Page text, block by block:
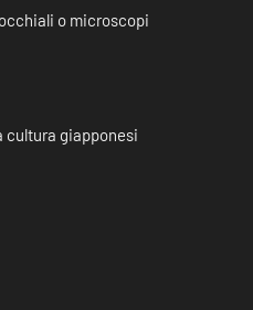
o microscopi
cultura giapponesi